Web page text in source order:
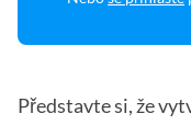
Představte si, že